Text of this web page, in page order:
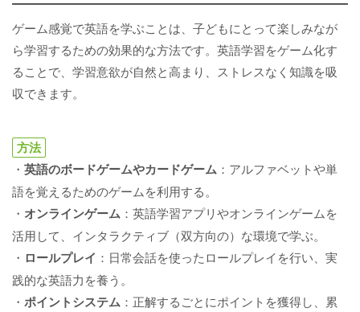
ゲーム感覚で英語を学ぶことは、子どもにとって楽しみなが
ら学習するための効果的な方法です。英語学習をゲーム化す
ることで、学習意欲が自然と高まり、ストレスなく知識を吸
収できます。
方法
・ 英語のボードゲームやカードゲーム ：アルファベットや単
語を覚えるためのゲームを利用する。
・ オンラインゲーム ：英語学習アプリやオンラインゲームを
活用して、インタラクティブ（双方向の）な環境で学ぶ。
・ ロールプレイ ：日常会話を使ったロールプレイを行い、実
践的な英語力を養う。
・ ポイントシステム ：正解するごとにポイントを獲得し、累